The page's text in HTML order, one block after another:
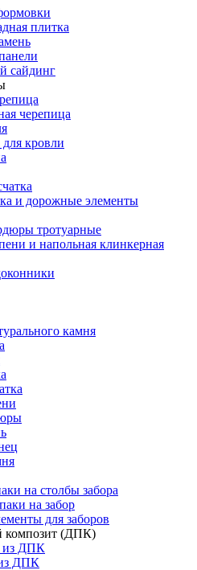
плитка
сайдинг
черепица
кровли
и дорожные элементы
тротуарные
и напольная клинкерная
камня
на столбы забора
на забор
для заборов
композит (ДПК)
из ДПК
ДПК